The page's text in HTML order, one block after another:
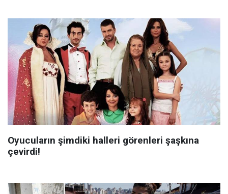
Oyucuların şimdiki halleri görenleri şaşkına
çevirdi!